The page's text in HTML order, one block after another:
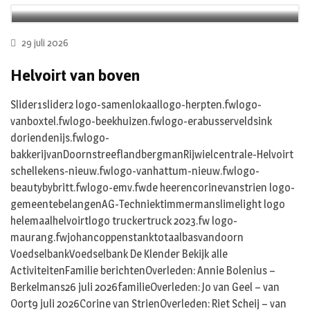
29 juli 2026
Helvoirt van boven
Slider1slider2 logo-samenlokaallogo-herpten.fwlogo-
vanboxtel.fwlogo-beekhuizen.fwlogo-erabusserveldsink
doriendenijs.fwlogo-
bakkerijvanDoornstreeflandbergmanRijwielcentrale-Helvoirt
schellekens-nieuw.fwlogo-vanhattum-nieuw.fwlogo-
beautybybritt.fwlogo-emv.fwde heerencorinevanstrien logo-
gemeentebelangenAG-Techniektimmermanslimelight logo
helemaalhelvoirtlogo truckertruck 2023.fw logo-
maurang.fwjohancoppenstanktotaalbasvandoorn
VoedselbankVoedselbank De Klender Bekijk alle
ActiviteitenFamilie berichtenOverleden: Annie Bolenius –
Berkelmans26 juli 2026familieOverleden: Jo van Geel – van
Oort9 juli 2026Corine van StrienOverleden: Riet Scheij – van